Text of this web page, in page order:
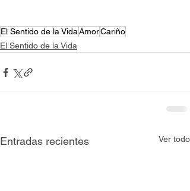
El Sentido de la VidaAmorCariño
El Sentido de la Vida
Entradas recientes Ver todo